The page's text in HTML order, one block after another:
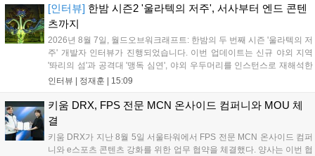
김영만 회장은 10년 만에 재추진되는 이번 시상식이 e스포츠의
성과와 가치를 널리 알리는 권위 있는 행사가 되도록 노력하겠다
고 밝혔습니다....
[인터뷰] 한밤 시즌2 '울라텍의 저주', 서사부터 엔드 콘텐
츠까지
2026년 8월 7일, 월드오브워크래프트: 한밤의 두 번째 시즌 '울라텍의 저
주' 개발자 인터뷰가 진행되었습니다. 이번 업데이트는 신규 야외 지역
'똬리의 섬'과 공격대 '맹독 심연', 야외 우두머리를 인스턴스로 재해석한
'소굴'을 포함합니다. 개발진은 하우징 시스템 개선 및 신화+ 던전 로테이
를 표했습니다....
인터뷰 | 정재훈 | 15:09
키움 DRX, FPS 전문 MCN 온사이드 컴퍼니와 MOU 체
결
키움 DRX가 지난 8월 5일 서울타워에서 FPS 전문 MCN 온사이드 컴퍼
니와 e스포츠 콘텐츠 강화를 위한 업무 협약을 체결했다. 양사는 이번 협